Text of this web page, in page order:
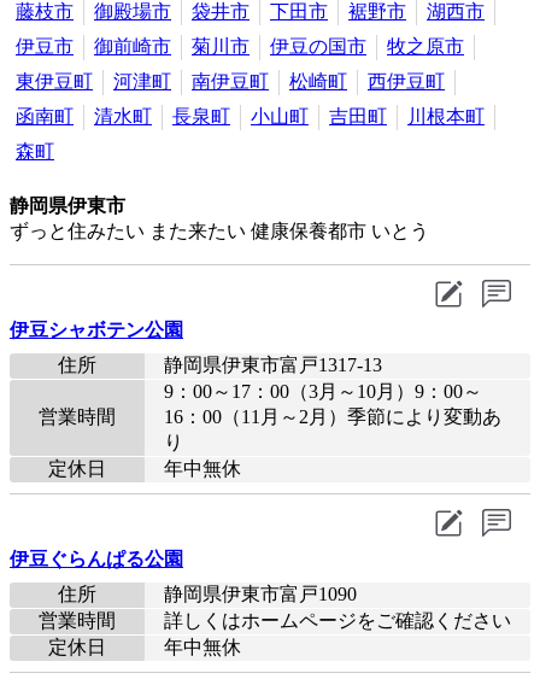
藤枝市
御殿場市 袋井市 下田市 裾野市
湖西市
伊豆市
御前崎市 菊川市 伊豆の国市
牧之原市
東伊豆町
河津町 南伊豆町 松崎町
西伊豆町
函南町
清水町 長泉町 小山町 吉田町
川根本町
森町
静岡県伊東市
ずっと住みたい また来たい 健康保養都市 いとう
伊豆シャボテン公園
住所
静岡県伊東市富戸1317-13
営業時間
9：00～17：00（3月～10月）9：00～
16：00（11月～2月）季節により変動あ
り
定休日
年中無休
伊豆ぐらんぱる公園
住所
静岡県伊東市富戸1090
営業時間
詳しくはホームページをご確認ください
定休日
年中無休